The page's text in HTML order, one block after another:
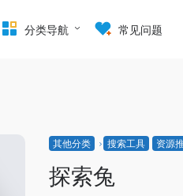
分类导航 常见问题
其他分类 搜索工具 资源
探索兔